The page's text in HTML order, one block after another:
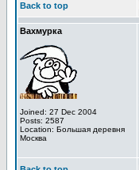
Back to top
Вахмурка
Joined: 27 Dec 2004
Posts: 2587
Location: Большая деревня
Москва